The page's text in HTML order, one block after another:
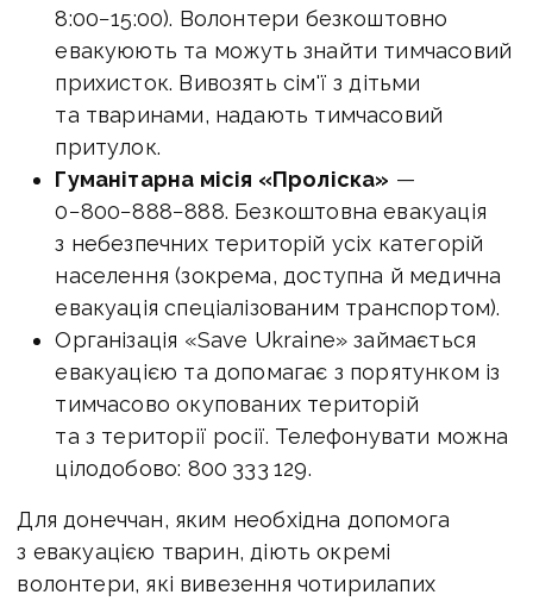
8:00−15:00). Волонтери безкоштовно
евакуюють та можуть знайти тимчасовий
прихисток. Вивозять сім'ї з дітьми
та тваринами, надають тимчасовий
притулок.
Гуманітарна місія «Проліска» —
0−800−888−888. Безкоштовна евакуація
з небезпечних територій усіх категорій
населення (зокрема, доступна й медична
евакуація спеціалізованим транспортом).
Організація «Save Ukraine» займається
евакуацією та допомагає з порятунком із
тимчасово окупованих територій
та з території росії. Телефонувати можна
цілодобово: 800 333 129.
Для донеччан, яким необхідна допомога
з евакуацією тварин, діють окремі
волонтери, які вивезення чотирилапих